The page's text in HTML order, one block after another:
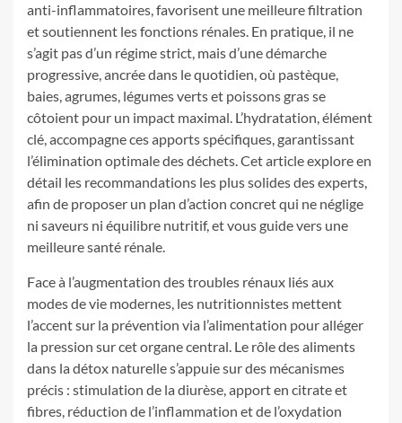
anti-inflammatoires, favorisent une meilleure filtration
et soutiennent les fonctions rénales. En pratique, il ne
s’agit pas d’un régime strict, mais d’une démarche
progressive, ancrée dans le quotidien, où pastèque,
baies, agrumes, légumes verts et poissons gras se
côtoient pour un impact maximal. L’hydratation, élément
clé, accompagne ces apports spécifiques, garantissant
l’élimination optimale des déchets. Cet article explore en
détail les recommandations les plus solides des experts,
afin de proposer un plan d’action concret qui ne néglige
ni saveurs ni équilibre nutritif, et vous guide vers une
meilleure santé rénale.
Face à l’augmentation des troubles rénaux liés aux
modes de vie modernes, les nutritionnistes mettent
l’accent sur la prévention via l’alimentation pour alléger
la pression sur cet organe central. Le rôle des aliments
dans la détox naturelle s’appuie sur des mécanismes
précis : stimulation de la diurèse, apport en citrate et
fibres, réduction de l’inflammation et de l’oxydation